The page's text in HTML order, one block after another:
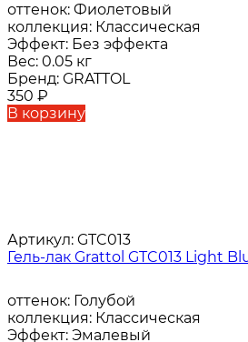
оттенок: Фиолетовый
коллекция: Классическая
Эффект: Без эффекта
Вес: 0.05 кг
Бренд: GRATTOL
350 ₽
В корзину
Артикул: GTC013
Гель-лак Grattol GTC013 Light
оттенок: Голубой
коллекция: Классическая
Эффект: Эмалевый